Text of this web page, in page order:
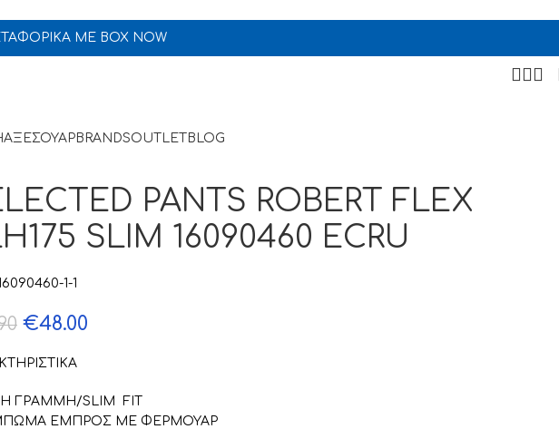
ΜΕ BOX NOW
ΑΞΕΣΟΥΑΡ BRANDSOUTLET BLOG
PANTS ROBERT FLEX
SLIM 16090460 ECRU
1-1
€48.00
ΓΡΑΜΜΗ/SLIM FIT
ΕΜΠΡΟΣ ΜΕ ΦΕΡΜΟΥΑΡ